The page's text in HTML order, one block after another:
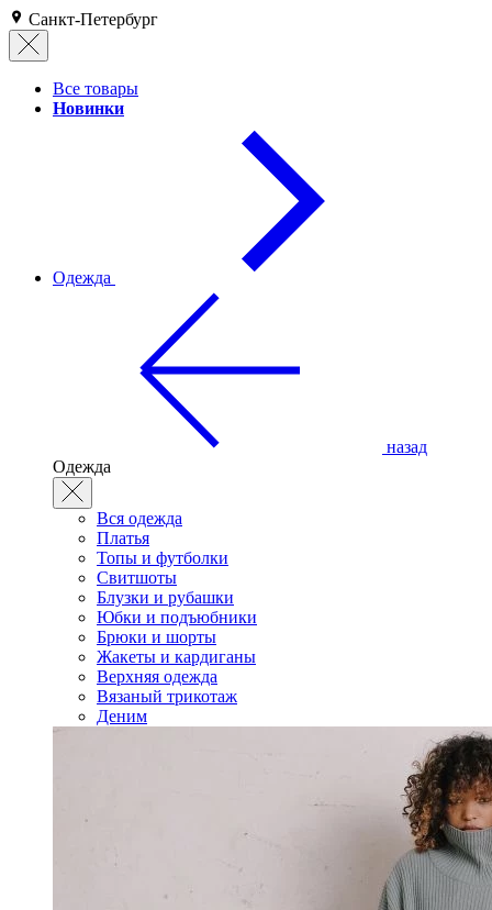
Санкт-Петербург
Все товары
Новинки
Одежда
назад
Одежда
Вся одежда
Платья
Топы и футболки
Свитшоты
Блузки и рубашки
Юбки и подъюбники
Брюки и шорты
Жакеты и кардиганы
Верхняя одежда
Вязаный трикотаж
Деним